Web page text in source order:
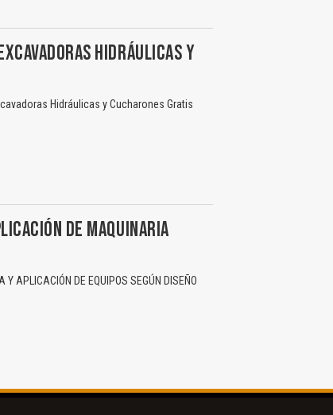
HIDRÁULICAS Y
Hidráulicas y Cucharones Gratis
DE MAQUINARIA
Y APLICACIÓN DE EQUIPOS SEGÚN DISEÑO